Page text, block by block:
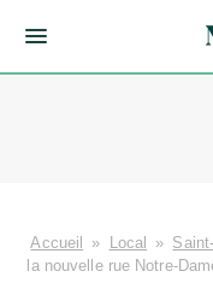
Accueil » Local »
la nouvelle rue Notre-